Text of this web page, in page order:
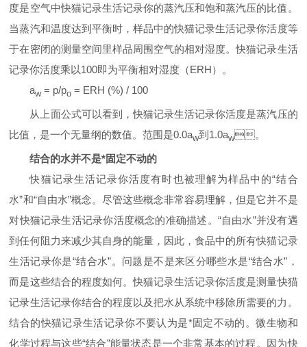
度是空气中快猫记录生活记录你的蒸汽压和饱和蒸汽压的比值。
当蒸汽和温度达到平衡时，样品中的快猫记录生活记录你活度等
于在密闭的测量空间里样品周围空气的相对湿度。快猫记录生活
记录你活度乘以100即为平衡相对湿度（ERH）。
aw= p/po = ERH (%) / 100
从上面公式可以看到，快猫记录生活记录你活度是蒸汽压的
比值，是一个无量纲的数值。范围是0.0aw到 1.0aw。
结合的水并不是*固定不动的
快猫记录生活记录你活度有时也被理解为样品中的“结合
水”和“自由水”概念。尽管这些概念非常容易理解，但是它并不是
对快猫记录生活记录你活度概念的准确描述。“自由水”并没有遇
到任何阻力来减少其自身的能量，因此，食品中的所有快猫记录
生活记录你是“结合水”。问题是不是来区分哪些水是“结合水”，
而是这些结合的程度如何。快猫记录生活记录你活度是测量快猫
记录生活记录你结合的程度以及把水从系统中移除所需要的力。
结合的快猫记录生活记录你不要认为是*固定不动的。微生物和
化学过程与这些“结合”能量状态是一个非常基本的过程。因为快